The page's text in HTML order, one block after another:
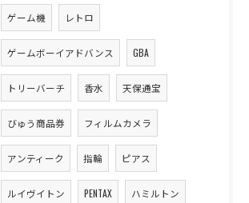
ゲーム機 レトロ
ゲームボーイアドバンス GBA
トリーバーチ 香水 天保通宝
びゅう商品券 フィルムカメラ
アンティーク 指輪 ピアス
ルイヴイトン PENTAX ハミルトン